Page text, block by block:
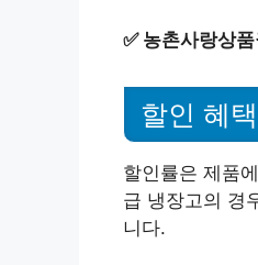
✅ 농촌사랑상
할인 혜
할인률은 제품
급 냉장고의 경
니다.